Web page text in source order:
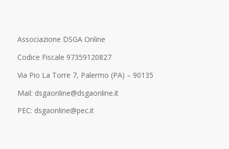
Associazione DSGA Online
Codice Fiscale 97359120827
Via Pio La Torre 7, Palermo (PA) – 90135
Mail: dsgaonline@dsgaonline.it
PEC: dsgaonline@pec.it